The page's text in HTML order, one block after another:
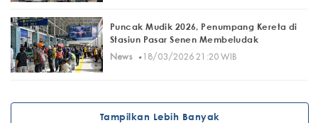
Puncak Mudik 2026, Penumpang Kereta di
Stasiun Pasar Senen Membeludak
News· 18/03/2026 21:20 WIB
Tampilkan Lebih Banyak